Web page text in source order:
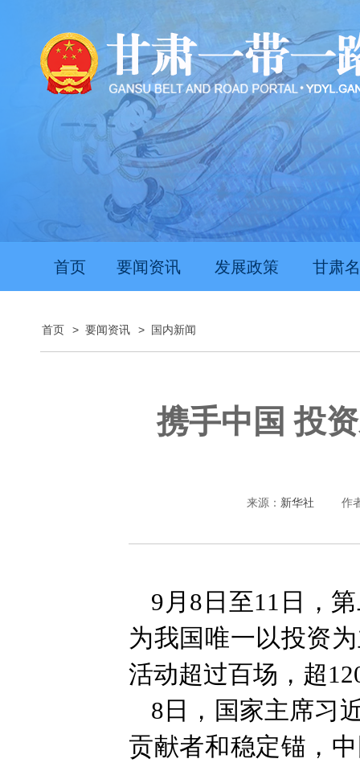
首页 要闻资讯 发展政策 甘肃
首页 > 要闻资讯 > 国内新闻
携手中国 投
来源： 新华社 作
9月8日至11日，
为我国唯一以投资
活动超过百场，超
8日，国家主席习
贡献者和稳定锚，